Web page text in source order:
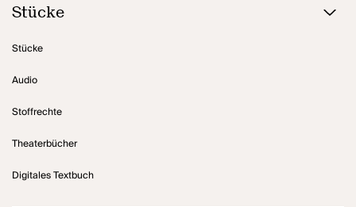
Stücke
Stücke
Audio
Stoffrechte
Theaterbücher
Digitales Textbuch